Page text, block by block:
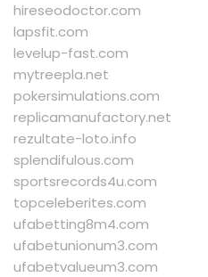
hireseodoctor.com
lapsfit.com
levelup-fast.com
mytreepla.net
pokersimulations.com
replicamanufactory.net
rezultate-loto.info
splendifulous.com
sportsrecords4u.com
topceleberites.com
ufabetting8m4.com
ufabetunionum3.com
ufabetvalueum3.com